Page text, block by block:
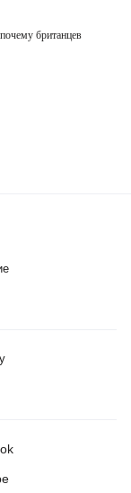
британцев